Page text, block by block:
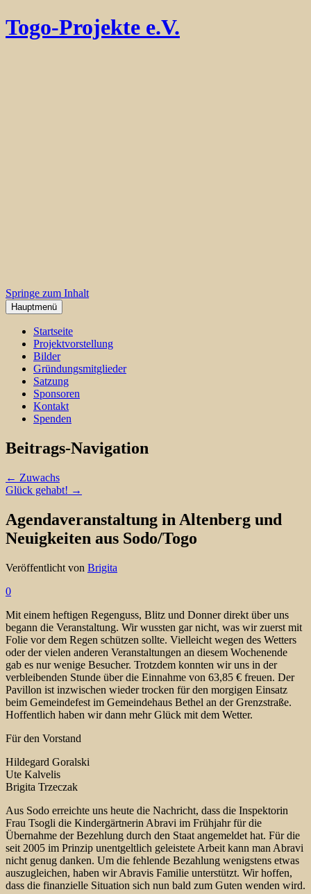
Togo-Projekte e.V.
Springe zum Inhalt
Hauptmenü
Startseite
Projektvorstellung
Bilder
Gründungsmitglieder
Satzung
Sponsoren
Kontakt
Spenden
Beitrags-Navigation
← Zuwachs
Glück gehabt! →
Agendaveranstaltung in Altenberg und
Neuigkeiten aus Sodo/Togo
Veröffentlicht von Brigita
0
Mit einem heftigen Regenguss, Blitz und Donner direkt über uns
begann die Veranstaltung. Wir wussten gar nicht, was wir zuerst mit
Folie vor dem Regen schützen sollte. Vielleicht wegen des Wetters
oder der vielen anderen Veranstaltungen an diesem Wochenende
gab es nur wenige Besucher. Trotzdem konnten wir uns in der
verbleibenden Stunde über die Einnahme von 63,85 € freuen. Der
Pavillon ist inzwischen wieder trocken für den morgigen Einsatz
beim Gemeindefest im Gemeindehaus Bethel an der Grenzstraße.
Hoffentlich haben wir dann mehr Glück mit dem Wetter.
Für den Vorstand
Hildegard Goralski
Ute Kalvelis
Brigita Trzeczak
Aus Sodo erreichte uns heute die Nachricht, dass die Inspektorin
Frau Tsogli die Kindergärtnerin Abravi im Frühjahr für die
Übernahme der Bezehlung durch den Staat angemeldet hat. Für die
seit 2005 im Prinzip unentgeltlich geleistete Arbeit kann man Abravi
nicht genug danken. Um die fehlende Bezahlung wenigstens etwas
auszugleichen, haben wir Abravis Familie unterstützt. Wir hoffen,
dass die finanzielle Situation sich nun bald zum Guten wenden wird.